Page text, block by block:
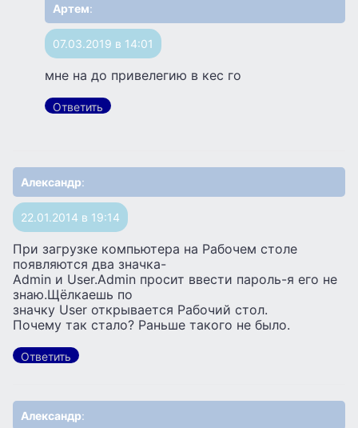
Артем:
07.03.2019 в 14:01
мне на до привелегию в кес го
Ответить
Александр:
22.01.2014 в 19:14
При загрузке компьютера на Рабочем столе
появляются два значка-
Admin и User.Admin просит ввести пароль-я его не
знаю.Щёлкаешь по
значку User открывается Рабочий стол.
Почему так стало? Раньше такого не было.
Ответить
Александр: